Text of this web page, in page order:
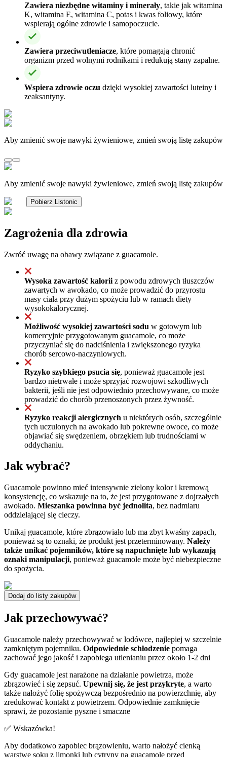
Zawiera niezbędne witaminy i minerały, takie jak witamina
K, witamina E, witamina C, potas i kwas foliowy, które
wspierają ogólne zdrowie i samopoczucie.
Zawiera przeciwutleniacze, które pomagają chronić
organizm przed wolnymi rodnikami i redukują stany zapalne.
Wspiera zdrowie oczu dzięki wysokiej zawartości luteiny i
zeaksantyny.
Aby zmienić swoje nawyki żywieniowe, zmień swoją listę zakupów
Aby zmienić swoje nawyki żywieniowe, zmień swoją listę zakupów
Pobierz Listonic
Zagrożenia dla zdrowia
Zwróć uwagę na obawy związane z guacamole.
Wysoka zawartość kalorii z powodu zdrowych tłuszczów
zawartych w awokado, co może prowadzić do przyrostu
masy ciała przy dużym spożyciu lub w ramach diety
wysokokalorycznej.
Możliwość wysokiej zawartości sodu w gotowym lub
komercyjnie przygotowanym guacamole, co może
przyczyniać się do nadciśnienia i zwiększonego ryzyka
chorób sercowo-naczyniowych.
Ryzyko szybkiego psucia się, ponieważ guacamole jest
bardzo nietrwałe i może sprzyjać rozwojowi szkodliwych
bakterii, jeśli nie jest odpowiednio przechowywane, co może
prowadzić do chorób przenoszonych przez żywność.
Ryzyko reakcji alergicznych u niektórych osób, szczególnie
tych uczulonych na awokado lub pokrewne owoce, co może
objawiać się swędzeniem, obrzękiem lub trudnościami w
oddychaniu.
Jak wybrać?
Guacamole powinno mieć intensywnie zielony kolor i kremową
konsystencję, co wskazuje na to, że jest przygotowane z dojrzałych
awokado. Mieszanka powinna być jednolita, bez nadmiaru
oddzielającej się cieczy.
Unikaj guacamole, które zbrązowiało lub ma zbyt kwaśny zapach,
ponieważ są to oznaki, że produkt jest przeterminowany. Należy
także unikać pojemników, które są napuchnięte lub wykazują
oznaki manipulacji, ponieważ guacamole może być niebezpieczne
do spożycia.
Dodaj do listy zakupów
Jak przechowywać?
Guacamole należy przechowywać w lodówce, najlepiej w szczelnie
zamkniętym pojemniku. Odpowiednie schłodzenie pomaga
zachować jego jakość i zapobiega utlenianiu przez około 1-2 dni
Gdy guacamole jest narażone na działanie powietrza, może
zbrązowieć i się zepsuć. Upewnij się, że jest przykryte, a warto
także nałożyć folię spożywczą bezpośrednio na powierzchnię, aby
zredukować kontakt z powietrzem. Odpowiednie zamknięcie
sprawi, że pozostanie pyszne i smaczne
✅ Wskazówka!
Aby dodatkowo zapobiec brązowieniu, warto nałożyć cienką
warstwę soku z limonki lub cytryny na guacamole przed